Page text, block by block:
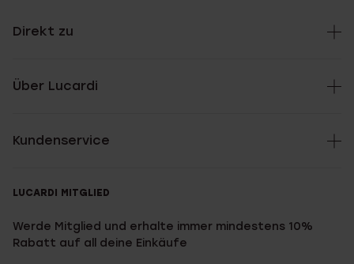
Direkt zu
Über Lucardi
Kundenservice
LUCARDI MITGLIED
Werde Mitglied und erhalte immer mindestens 10%
Rabatt auf all deine Einkäufe